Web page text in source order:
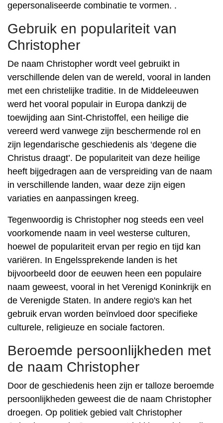
gepersonaliseerde combinatie te vormen. .
Gebruik en populariteit van
Christopher
De naam Christopher wordt veel gebruikt in
verschillende delen van de wereld, vooral in landen
met een christelijke traditie. In de Middeleeuwen
werd het vooral populair in Europa dankzij de
toewijding aan Sint-Christoffel, een heilige die
vereerd werd vanwege zijn beschermende rol en
zijn legendarische geschiedenis als ‘degene die
Christus draagt’. De populariteit van deze heilige
heeft bijgedragen aan de verspreiding van de naam
in verschillende landen, waar deze zijn eigen
variaties en aanpassingen kreeg.
Tegenwoordig is Christopher nog steeds een veel
voorkomende naam in veel westerse culturen,
hoewel de populariteit ervan per regio en tijd kan
variëren. In Engelssprekende landen is het
bijvoorbeeld door de eeuwen heen een populaire
naam geweest, vooral in het Verenigd Koninkrijk en
de Verenigde Staten. In andere regio's kan het
gebruik ervan worden beïnvloed door specifieke
culturele, religieuze en sociale factoren.
Beroemde persoonlijkheden met
de naam Christopher
Door de geschiedenis heen zijn er talloze beroemde
persoonlijkheden geweest die de naam Christopher
droegen. Op politiek gebied valt Christopher